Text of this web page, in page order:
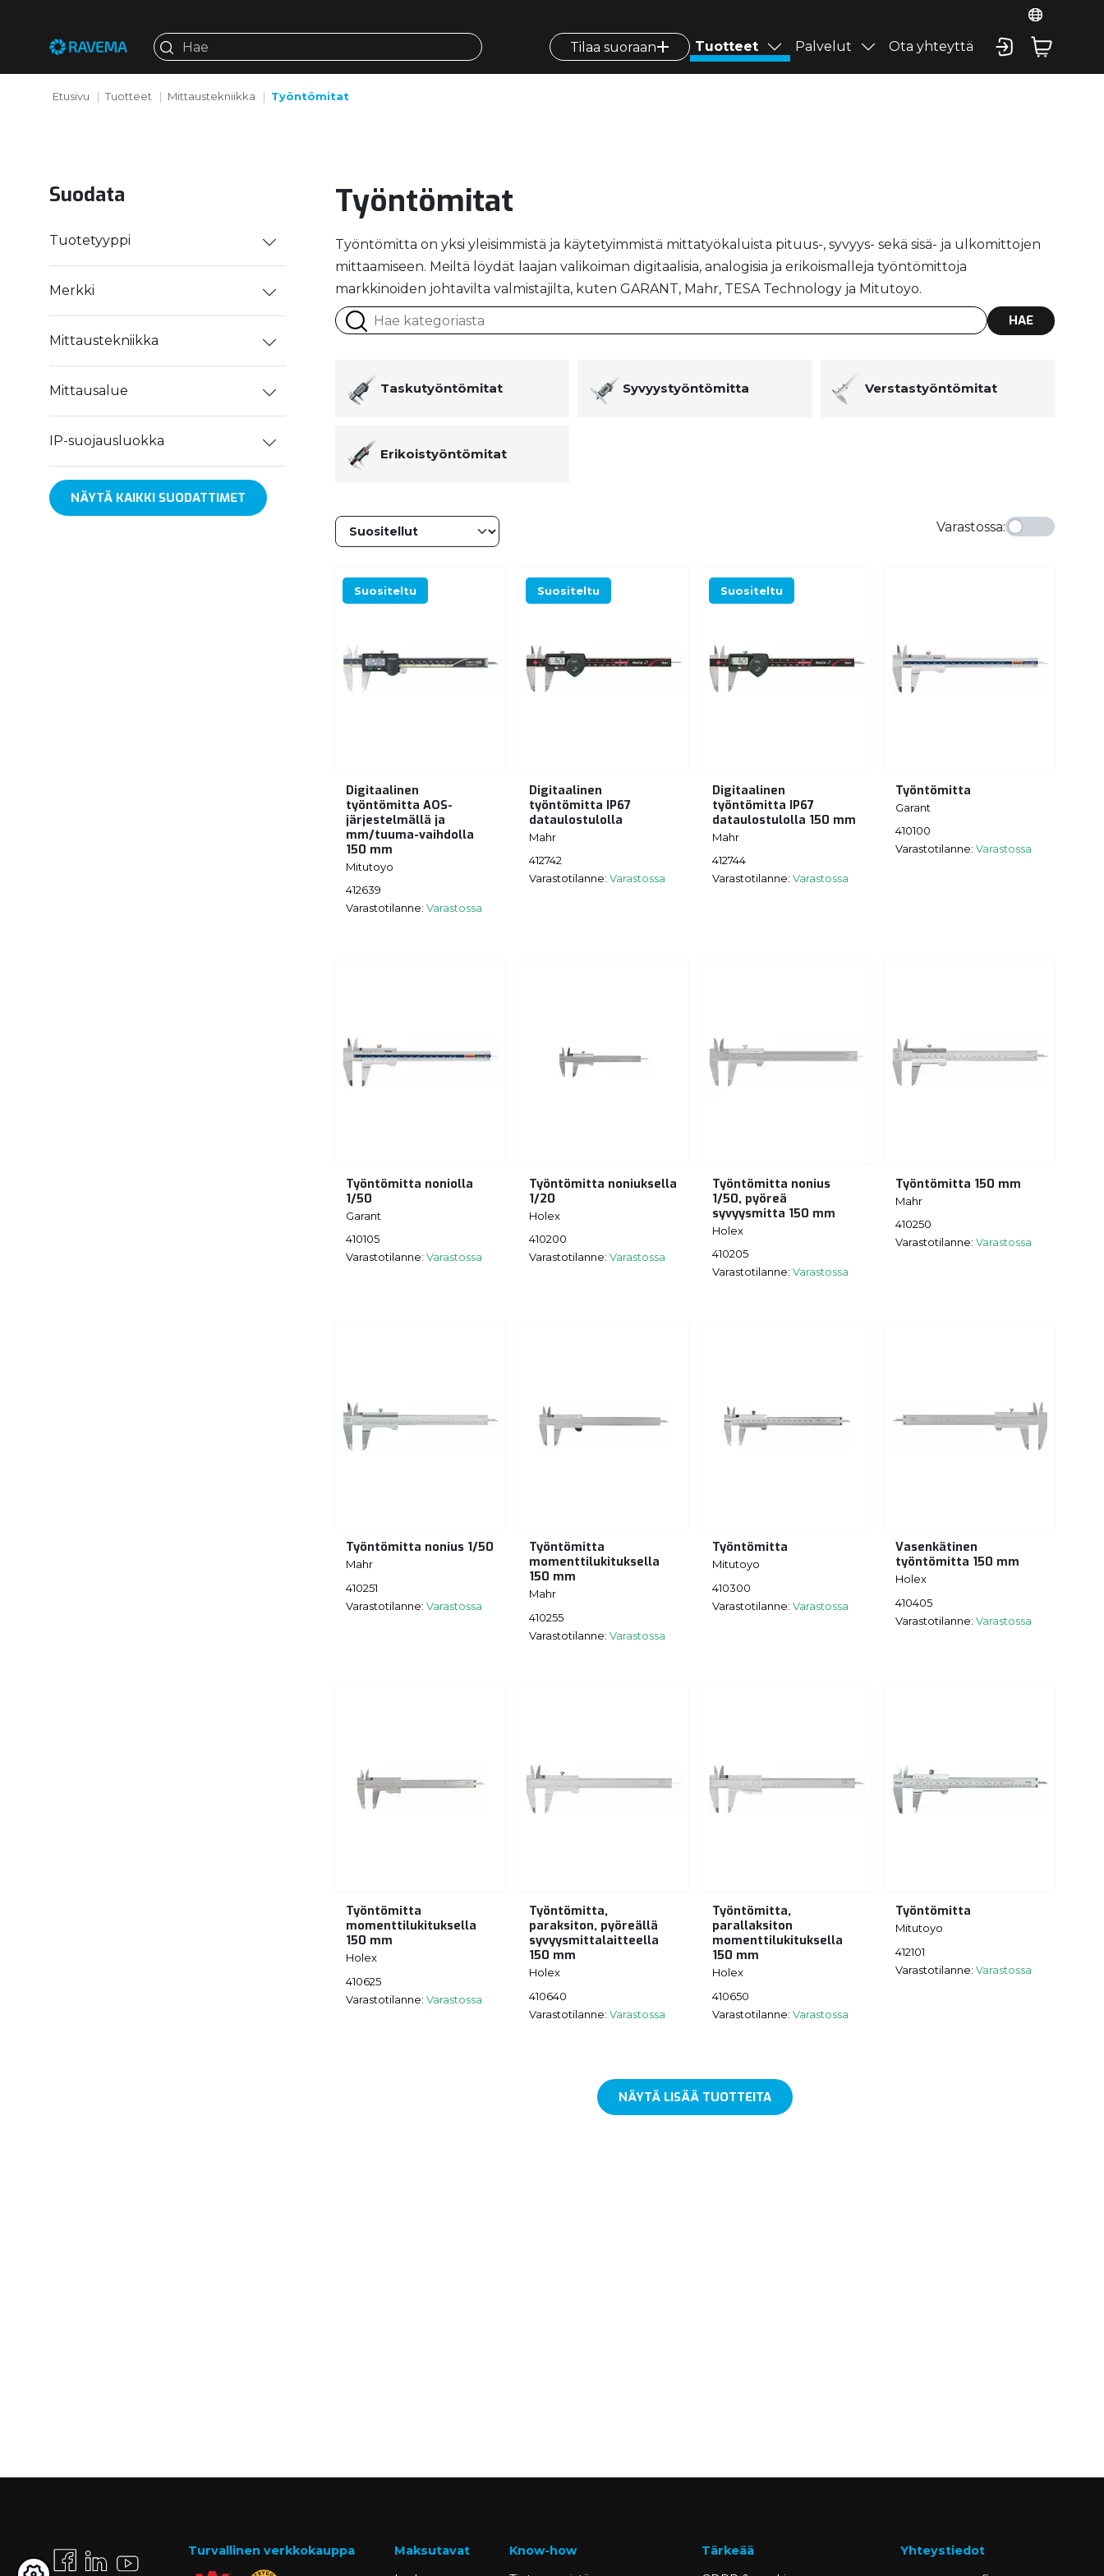
Tilaa suoraan Tuotteet Palvelut Ota yhteyttä
Etusivu Tuotteet Mittaustekniikka Työntömitat
Suodata
Tuotetyyppi
Merkki
Mittaustekniikka
Mittausalue
IP-suojausluokka
NÄYTÄ KAIKKI SUODATTIMET
Työntömitat
Työntömitta on yksi yleisimmistä ja käytetyimmistä mittatyökaluista pituus-, syvyys- sekä sisä- ja ulkomittojen
mittaamiseen. Meiltä löydät laajan valikoiman digitaalisia, analogisia ja erikoismalleja työntömittoja
markkinoiden johtavilta valmistajilta, kuten GARANT, Mahr, TESA Technology ja Mitutoyo.
HAE
Taskutyöntömitat Syvyystyöntömitta Verstastyöntömitat
Erikoistyöntömitat
Varastossa:
Suositeltu
Digitaalinen
työntömitta AOS-
järjestelmällä ja
mm/tuuma-vaihdolla
150 mm
Mitutoyo
412639
Varastotilanne: Varastossa
Suositeltu
Digitaalinen
työntömitta IP67
dataulostulolla
Mahr
412742
Varastotilanne: Varastossa
Suositeltu
Digitaalinen
työntömitta IP67
dataulostulolla 150 mm
Mahr
412744
Varastotilanne: Varastossa
Työntömitta
Garant
410100
Varastotilanne: Varastossa
Työntömitta noniolla
1/50
Garant
410105
Varastotilanne: Varastossa
Työntömitta noniuksella
1/20
Holex
410200
Varastotilanne: Varastossa
Työntömitta nonius
1/50, pyöreä
syvyysmitta 150 mm
Holex
410205
Varastotilanne: Varastossa
Työntömitta 150 mm
Mahr
410250
Varastotilanne: Varastossa
Työntömitta nonius 1/50
Mahr
410251
Varastotilanne: Varastossa
Työntömitta
momenttilukituksella
150 mm
Mahr
410255
Varastotilanne: Varastossa
Työntömitta
Mitutoyo
410300
Varastotilanne: Varastossa
Vasenkätinen
työntömitta 150 mm
Holex
410405
Varastotilanne: Varastossa
Työntömitta
momenttilukituksella
150 mm
Holex
410625
Varastotilanne: Varastossa
Työntömitta,
paraksiton, pyöreällä
syvyysmittalaitteella
150 mm
Holex
410640
Varastotilanne: Varastossa
Työntömitta,
parallaksiton
momenttilukituksella
150 mm
Holex
410650
Varastotilanne: Varastossa
Työntömitta
Mitutoyo
412101
Varastotilanne: Varastossa
NÄYTÄ LISÄÄ TUOTTEITA
Turvallinen verkkokauppa
Maksutavat
Know-how
Tärkeää
Yhteystiedot